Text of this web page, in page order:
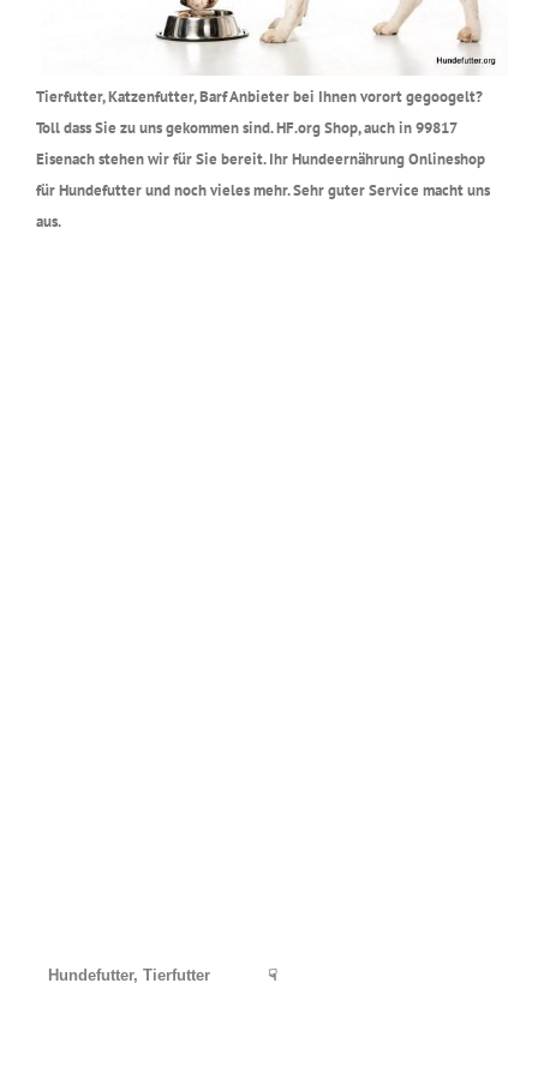
Tierfutter, Katzenfutter, Barf Anbieter bei Ihnen vorort gegoogelt?
Toll dass Sie zu uns gekommen sind. HF.org Shop, auch in 99817
Eisenach stehen wir für Sie bereit. Ihr Hundeernährung Onlineshop
für Hundefutter und noch vieles mehr. Sehr guter Service macht uns
aus.
Hundefutter, Tierfutter ☟